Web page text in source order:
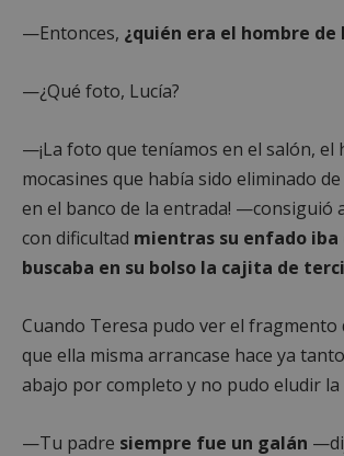
—Entonces, ¿quién era el hombre
—¿Qué foto, Lucía?
—¡La foto que teníamos en el salón, el
mocasines que había sido eliminado
en el banco de la entrada! —consiguió
con dificultad mientras su enfado
buscaba en su bolso la cajita de
Cuando Teresa pudo ver el
que ella misma arrancase hace ya
abajo por completo y no pudo eludir
—Tu padre siempre fue un galán